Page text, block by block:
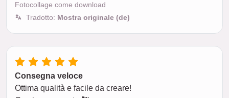
Fotocollage come download
Tradotto: Mostra originale (de)
Consegna veloce
Ottima qualità e facile da creare!